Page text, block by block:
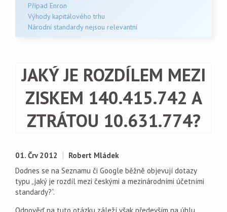
Případ Enron
Výhody kapitálového trhu
Národní standardy nejsou relevantní
JAKÝ JE ROZDÍLEM MEZI
ZISKEM 140.415.742 A
ZTRÁTOU 10.631.774?
01. Črv 2012
Robert Mládek
Dodnes se na Seznamu či Google běžně objevují dotazy
typu „jaký je rozdíl mezi českými a mezinárodními účetními
standardy?“.